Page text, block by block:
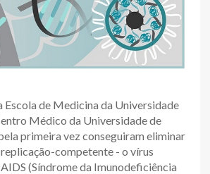
Escola de Medicina da Universidade
Médico da Universidade de
primeira vez conseguiram eliminar
competente - o vírus
(Síndrome da Imunodeficiência